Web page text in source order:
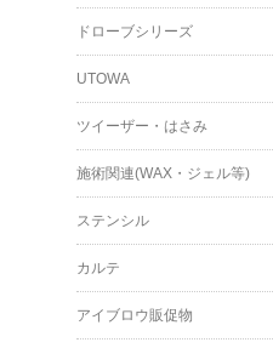
ドローブシリーズ
UTOWA
ツイーザー・はさみ
施術関連(WAX・ジェル等)
ステンシル
カルテ
アイブロウ販促物